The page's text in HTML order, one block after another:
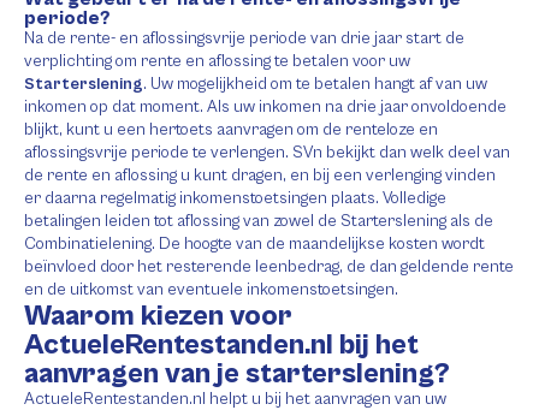
periode?
Na de rente- en aflossingsvrije periode van drie jaar start de
verplichting om rente en aflossing te betalen voor uw
Starterslening. Uw mogelijkheid om te betalen hangt af van uw
inkomen op dat moment. Als uw inkomen na drie jaar onvoldoende
blijkt, kunt u een hertoets aanvragen om de renteloze en
aflossingsvrije periode te verlengen. SVn bekijkt dan welk deel van
de rente en aflossing u kunt dragen, en bij een verlenging vinden
er daarna regelmatig inkomenstoetsingen plaats. Volledige
betalingen leiden tot aflossing van zowel de Starterslening als de
Combinatielening. De hoogte van de maandelijkse kosten wordt
beïnvloed door het resterende leenbedrag, de dan geldende rente
en de uitkomst van eventuele inkomenstoetsingen.
Waarom kiezen voor
ActueleRentestanden.nl bij het
aanvragen van je starterslening?
ActueleRentestanden.nl helpt u bij het aanvragen van uw